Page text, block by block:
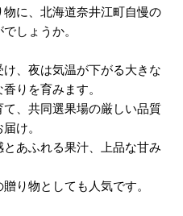
に、北海道奈井江町自慢の
しょうか。
、夜は気温が下がる大きな
りを育みます。
、共同選果場の厳しい品質
け。
あふれる果汁、上品な甘み
り物としても人気です。